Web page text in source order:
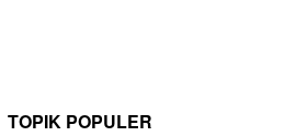
TOPIK POPULER